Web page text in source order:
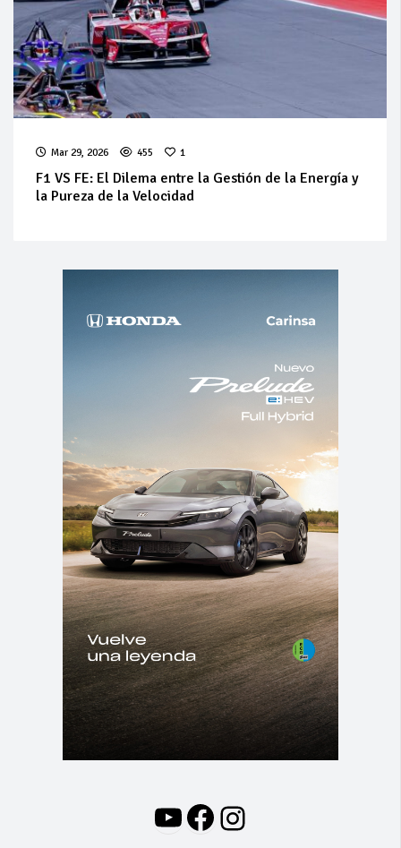
Mar 29, 2026 455 1
F1 VS FE: El Dilema entre la Gestión de la Energía y
la Pureza de la Velocidad
YouTube
Facebook
Instagram